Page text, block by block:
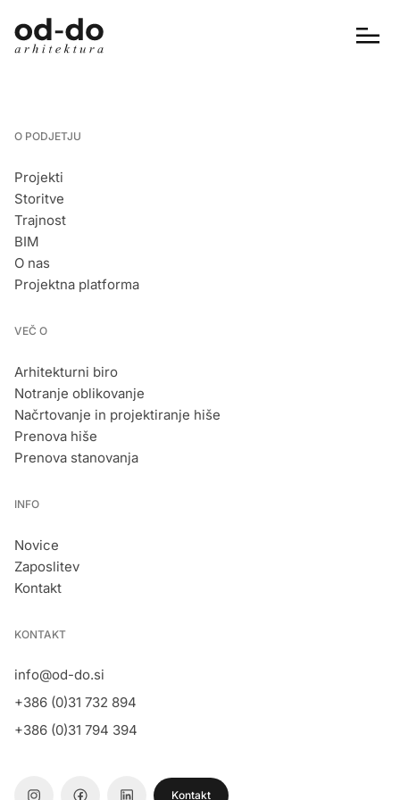
O PODJETJU
Projekti
Storitve
Trajnost
BIM
O nas
Projektna platforma
VEČ O
Arhitekturni biro
Notranje oblikovanje
Načrtovanje in projektiranje hiše
Prenova hiše
Prenova stanovanja
INFO
Novice
Zaposlitev
Kontakt
KONTAKT
info@od-do.si
+386 (0)31 732 894
+386 (0)31 794 394
Kontakt